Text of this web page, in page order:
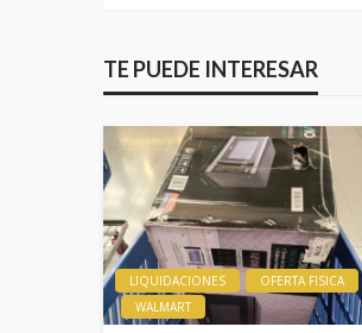
TE PUEDE INTERESAR
LIQUIDACIONES
OFERTA FISICA
WALMART